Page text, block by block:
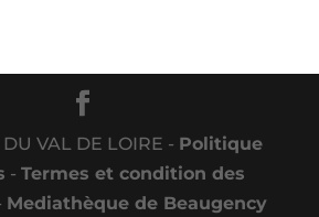
DU VAL DE LOIRE - Politique
-Termes et condition des
Mediathèque de Beaugency